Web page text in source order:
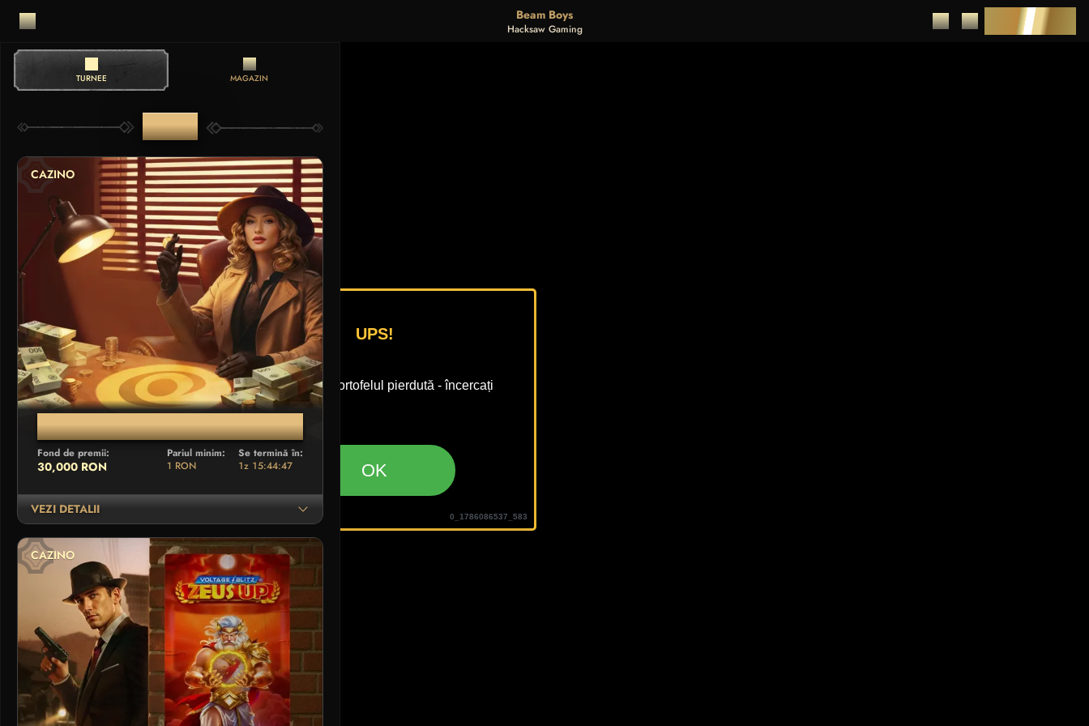
Beam Boys
Hacksaw Gaming DEPUNERE
TURNEE MAGAZIN
TURNEE
CAZINO
SEARA AȘILOR AMUSNET
Fond de premii:
30,000 RON
Pariul minim:
1 RON
Se termină în:
1z 15:44:47
VEZI DETALII
CAZINO